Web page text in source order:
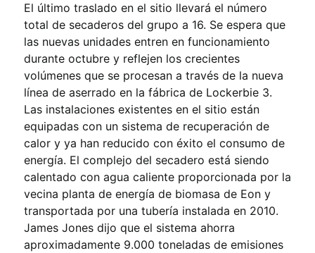
El último traslado en el sitio llevará el número
total de secaderos del grupo a 16. Se espera que
las nuevas unidades entren en funcionamiento
durante octubre y reflejen los crecientes
volúmenes que se procesan a través de la nueva
línea de aserrado en la fábrica de Lockerbie 3.
Las instalaciones existentes en el sitio están
equipadas con un sistema de recuperación de
calor y ya han reducido con éxito el consumo de
energía. El complejo del secadero está siendo
calentado con agua caliente proporcionada por la
vecina planta de energía de biomasa de Eon y
transportada por una tubería instalada en 2010.
James Jones dijo que el sistema ahorra
aproximadamente 9.000 toneladas de emisiones